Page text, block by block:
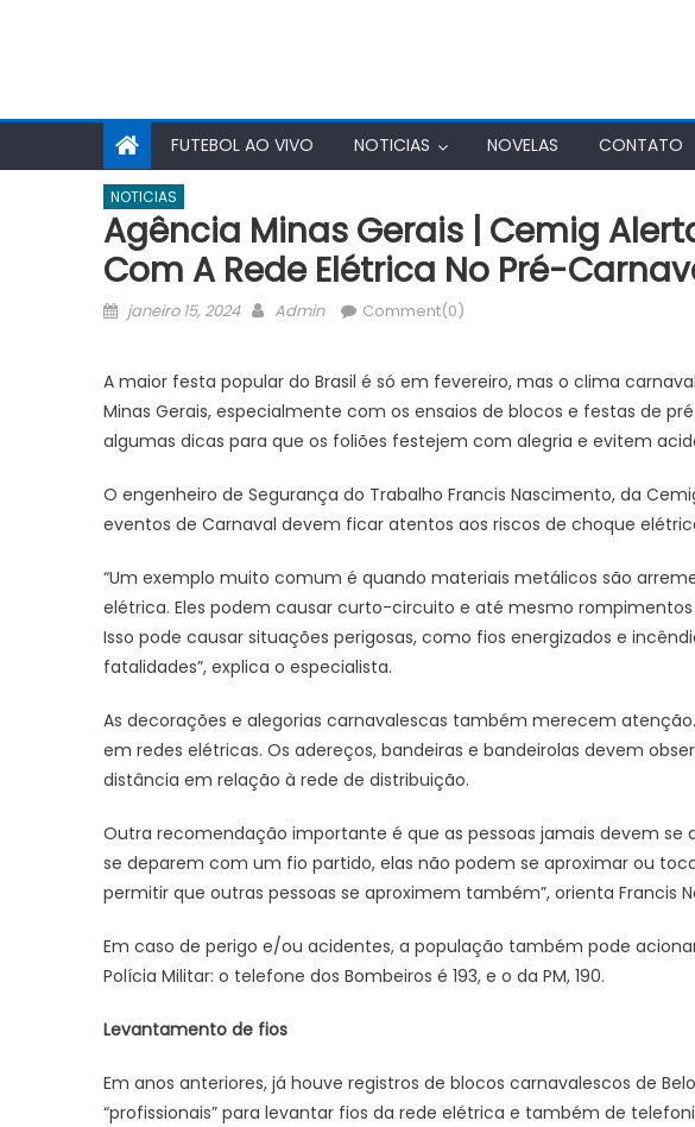
FUTEBOL AO VIVO NOTICIAS NOVELAS CONTATO
NOTICIAS
Agência Minas Gerais | Cemig
Com A Rede Elétrica No Pré-
Posted
janeiro 15, 2024 Author
Admin Comment(0)
A maior festa popular do Brasil é só em fevereiro, mas o clima
Minas Gerais, especialmente com os ensaios de blocos e festas de
algumas dicas para que os foliões festejem com alegria e evitem
O engenheiro de Segurança do Trabalho Francis Nascimento, da
eventos de Carnaval devem ficar atentos aos riscos de choque
“Um exemplo muito comum é quando materiais metálicos são
elétrica. Eles podem causar curto-circuito e até mesmo
Isso pode causar situações perigosas, como fios energizados e
fatalidades”, explica o especialista.
As decorações e alegorias carnavalescas também merecem
em redes elétricas. Os adereços, bandeiras e bandeirolas devem
distância em relação à rede de distribuição.
Outra recomendação importante é que as pessoas jamais devem se
se deparem com um fio partido, elas não podem se aproximar ou
permitir que outras pessoas se aproximem também”, orienta Francis
Em caso de perigo e/ou acidentes, a população também pode
Polícia Militar: o telefone dos Bombeiros é 193, e o da PM, 190.
Levantamento de fios
Em anos anteriores, já houve registros de blocos carnavalescos de
“profissionais” para levantar fios da rede elétrica e também de